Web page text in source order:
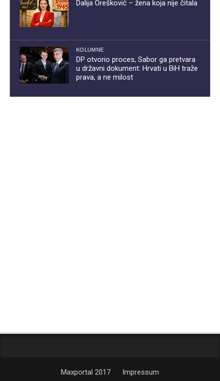
Dalija Orešković – žena koja nije čitala
KOLUMNE
DP otvorio proces, Sabor ga pretvara
u državni dokument: Hrvati u BiH traže
prava, a ne milost
Maxportal 2017 Impressum